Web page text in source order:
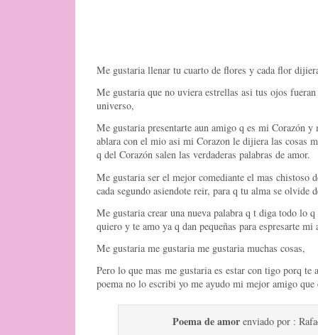
Me gustaria llenar tu cuarto de flores y cada flor
Me gustaria que no uviera estrellas asi tus ojos
universo,
Me gustaria presentarte aun amigo q es mi Corazón y
ablara con el mio asi mi Corazon le dijiera las cosas
q del Corazón salen las verdaderas palabras de amor.
Me gustaria ser el mejor comediante el mas chistoso
cada segundo asiendote reir, para q tu alma se olvide
Me gustaria crear una nueva palabra q t diga todo lo
quiero y te amo ya q dan pequeñas para espresarte mi
Me gustaria me gustaria me gustaria muchas cosas,
Pero lo que mas me gustaria es estar con tigo porq te
poema no lo escribi yo me ayudo mi mejor amigo que
Poema de amor enviado por :